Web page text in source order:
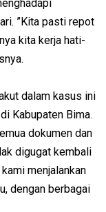
”Kita pasti repot
kita kerja hati-
dalam kasus ini
Kabupaten Bima.
dokumen dan
digugat kembali
menjalankan
dengan berbagai